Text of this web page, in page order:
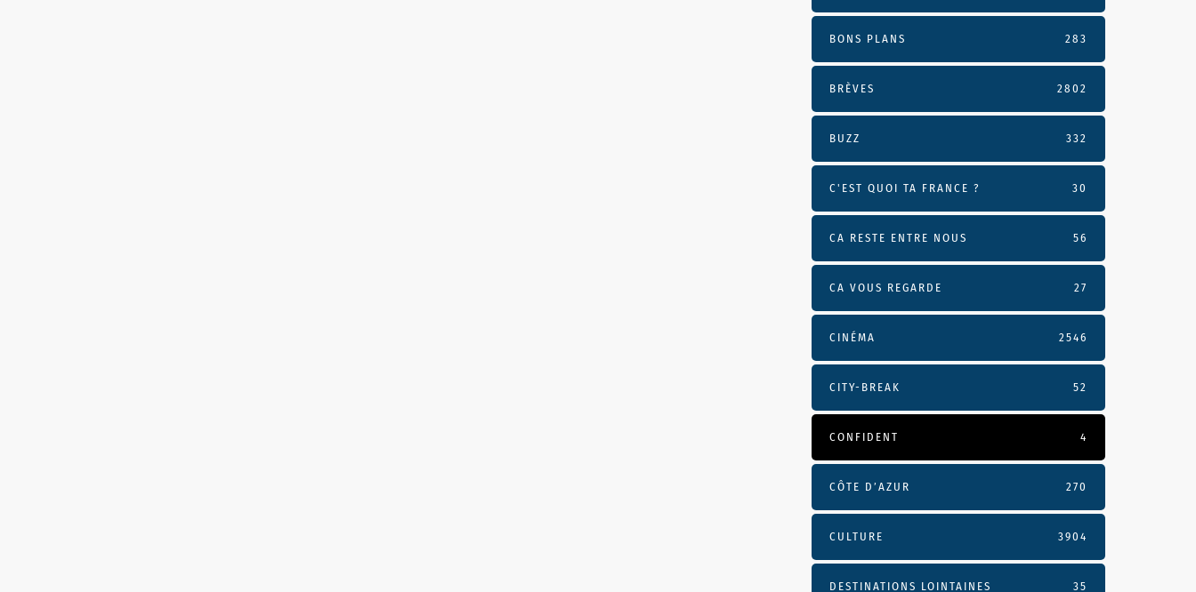
BONS PLANS 283
BRÈVES 2802
BUZZ 332
C'EST QUOI TA FRANCE ? 30
CA RESTE ENTRE NOUS 56
CA VOUS REGARDE 27
CINÉMA 2546
CITY-BREAK 52
CONFIDENT 4
CÔTE D’AZUR 270
CULTURE 3904
DESTINATIONS LOINTAINES 35